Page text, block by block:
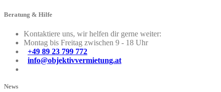
Beratung & Hilfe
Kontaktiere uns, wir helfen dir gerne weiter:
Montag bis Freitag zwischen 9 - 18 Uhr
+49 89 23 799 772
info@objektivvermietung.at
News